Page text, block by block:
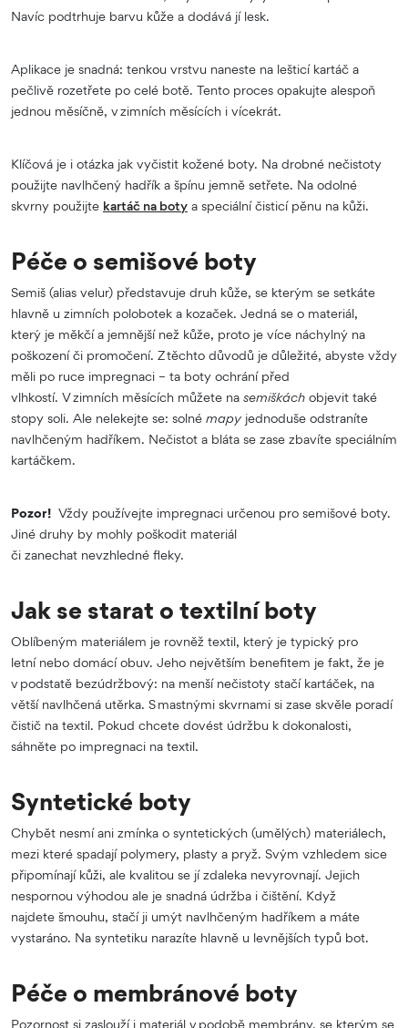
Navíc podtrhuje barvu kůže a dodává jí lesk.
Aplikace je snadná: tenkou vrstvu naneste na lešticí kartáč a
pečlivě rozetřete po celé botě. Tento proces opakujte alespoň
jednou měsíčně, v zimních měsících i vícekrát.
Klíčová je i otázka jak vyčistit kožené boty. Na drobné nečistoty
použijte navlhčený hadřík a špínu jemně setřete. Na odolné
skvrny použijte kartáč na boty a speciální čisticí pěnu na kůži.
Péče o semišové boty
Semiš (alias velur) představuje druh kůže, se kterým se setkáte
hlavně u zimních polobotek a kozaček. Jedná se o materiál,
který je měkčí a jemnější než kůže, proto je více náchylný na
poškození či promočení. Z těchto důvodů je důležité, abyste vždy
měli po ruce impregnaci – ta boty ochrání před
vlhkostí. V zimních měsících můžete na semiškách objevit také
stopy soli. Ale nelekejte se: solné mapyjednoduše odstraníte
navlhčeným hadříkem. Nečistot a bláta se zase zbavíte speciálním
kartáčkem.
Pozor! Vždy používejte impregnaci určenou pro semišové boty.
Jiné druhy by mohly poškodit materiál
či zanechat nevzhledné fleky.
Jak se starat o textilní boty
Oblíbeným materiálem je rovněž textil, který je typický pro
letní nebo domácí obuv. Jeho největším benefitem je fakt, že je
v podstatě bezúdržbový: na menší nečistoty stačí kartáček, na
větší navlhčená utěrka. S mastnými skvrnami si zase skvěle poradí
čistič na textil. Pokud chcete dovést údržbu k dokonalosti,
sáhněte po impregnaci na textil.
Syntetické boty
Chybět nesmí ani zmínka o syntetických (umělých) materiálech,
mezi které spadají polymery, plasty a pryž. Svým vzhledem sice
připomínají kůži, ale kvalitou se jí zdaleka nevyrovnají. Jejich
nespornou výhodou ale je snadná údržba i čištění. Když
najdete šmouhu, stačí ji umýt navlhčeným hadříkem a máte
vystaráno. Na syntetiku narazíte hlavně u levnějších typů bot.
Péče o membránové boty
Pozornost si zaslouží i materiál v podobě membrány, se kterým se